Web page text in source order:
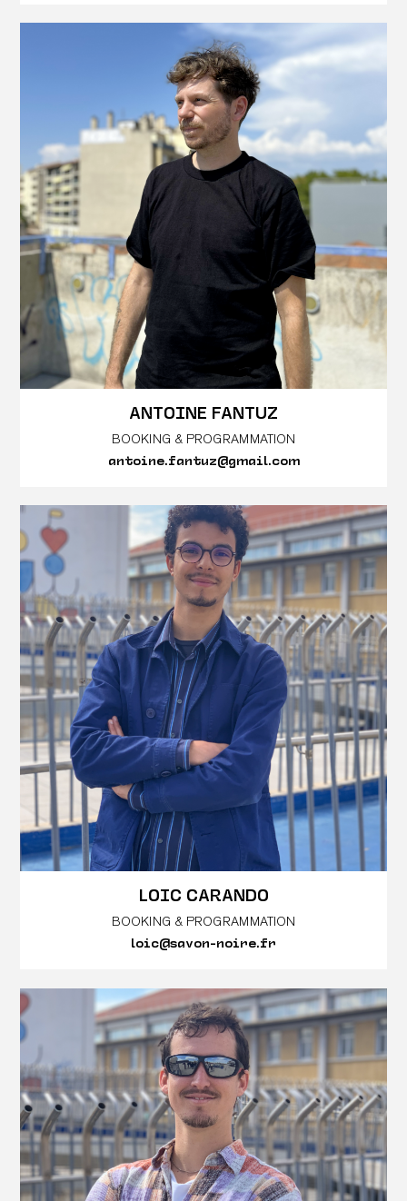
ANTOINE FANTUZ
BOOKING & PROGRAMMATION
antoine.fantuz@gmail.com
LOIC CARANDO
BOOKING & PROGRAMMATION
loic@savon-noire.fr